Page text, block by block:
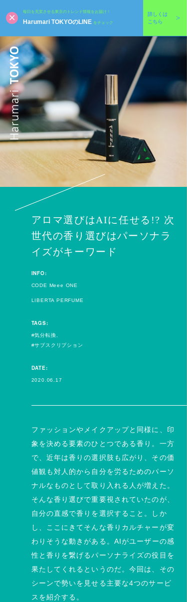
毎日を充実させる東京のトレンド情報をお届け！
Harumari TOKYOのLINE をチェック
詳しくは
こちら
アロマ選びはAIに任せる!? 次
世代の香り選びはパーソナラ
イズがキーワード
INFO:
CODE Meee ONE
LIBERTA PERFUME
TAGS:
気分転換
サブスクリプション
DATE:
2020.06.17
ファッションやメイクアップと同様に、印
象を決める要素のひとつである香り。一方
で、近年は香りの選択肢も広がり、その価
値観も対人的から自分を労るためのパーソ
ナルなものとして取り入れる人が増えた。
そんな香り選びで重要視されていたのが、
自分の直感で香りを選択すること。しか
し、ここにきてそんな香りカルチャーが変
わりそうな動きがある。AIがユーザーの感
性と香りを繋げるパーソナライズの役目を
果たしてくれるというのだ。今回は、その
シーンで勢いを見せる主要な4つのサービ
スを紹介する。